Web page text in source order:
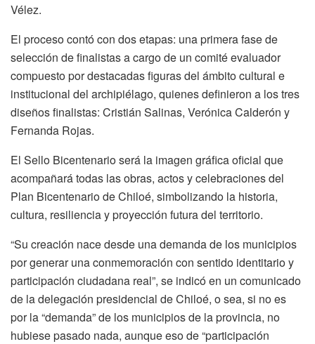
Vélez.
El proceso contó con dos etapas: una primera fase de
selección de finalistas a cargo de un comité evaluador
compuesto por destacadas figuras del ámbito cultural e
institucional del archipiélago, quienes definieron a los tres
diseños finalistas: Cristián Salinas, Verónica Calderón y
Fernanda Rojas.
El Sello Bicentenario será la imagen gráfica oficial que
acompañará todas las obras, actos y celebraciones del
Plan Bicentenario de Chiloé, simbolizando la historia,
cultura, resiliencia y proyección futura del territorio.
“Su creación nace desde una demanda de los municipios
por generar una conmemoración con sentido identitario y
participación ciudadana real”, se indicó en un comunicado
de la delegación presidencial de Chiloé, o sea, si no es
por la “demanda” de los municipios de la provincia, no
hubiese pasado nada, aunque eso de “participación